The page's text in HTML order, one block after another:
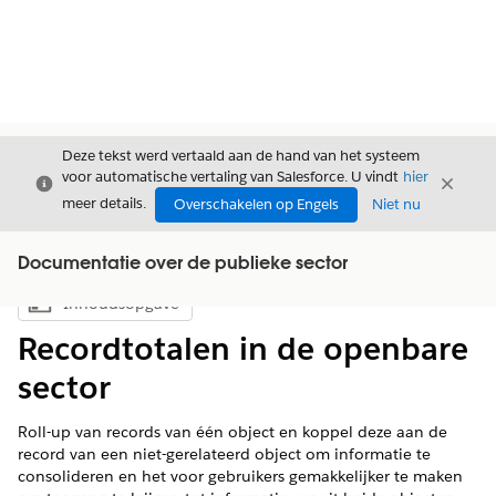
Sluiten
Deze tekst werd vertaald aan de hand van het systeem
voor automatische vertaling van Salesforce. U vindt hier
meer details.
Overschakelen op Engels Niet nu
Sluiten
Documentatie over de publieke sector
Inhoudsopgave weergeven
Inhoudsopgave
Recordtotalen in de openbare
sector
Roll-up van records van één object en koppel deze aan de
record van een niet-gerelateerd object om informatie te
consolideren en het voor gebruikers gemakkelijker te maken